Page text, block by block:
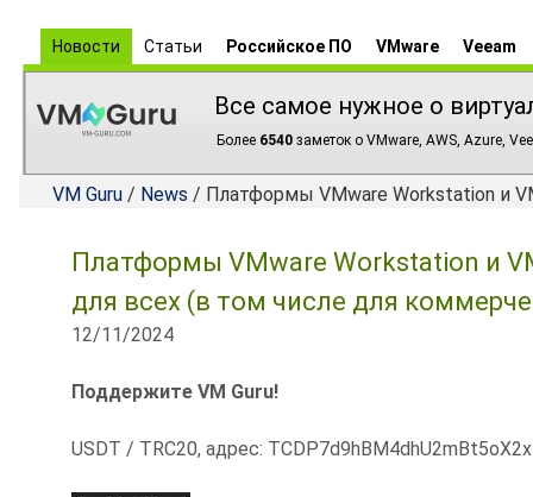
Новости Статьи Российское ПО VMware Veeam
Все самое нужное о
Более 6540 заметок о VMware, AWS, Azure,
VM Guru / News / Платформы VMware Workstation и
Платформы VMware Workstation и
для всех (в том числе для
12/11/2024
Поддержите VM Guru!
USDT / TRC20, адрес: